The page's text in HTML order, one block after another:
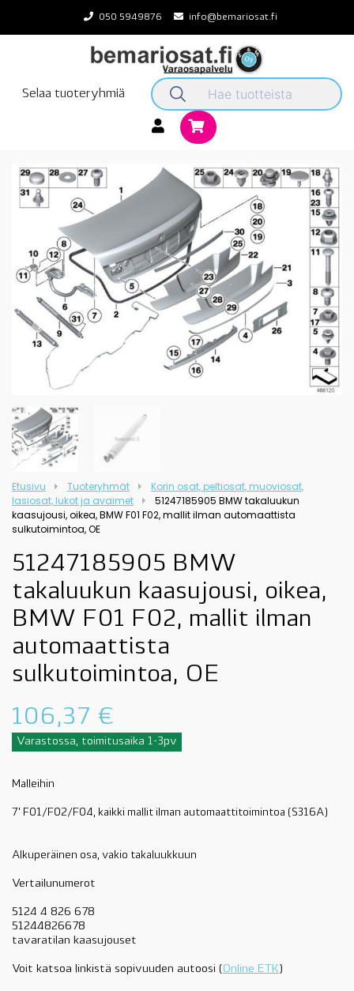
content
050 5949876 info@bemariosat.fi
Selaa tuoteryhmiä
Etusivu Tuoteryhmät
Korin osat, peltiosat, muoviosat,
lasiosat, lukot ja avaimet
51247185905 BMW takaluukun
kaasujousi, oikea, BMW F01 F02, mallit ilman automaattista
sulkutoimintoa, OE
51247185905 BMW
takaluukun kaasujousi, oikea,
BMW F01 F02, mallit ilman
automaattista
sulkutoimintoa, OE
106,37 €
Varastossa, toimitusaika 1-3pv
Malleihin
7' F01/F02/F04, kaikki mallit ilman automaattitoimintoa (S316A)
Alkuperäinen osa, vakio takaluukkuun
Vertailunumerot
5124 4 826 678
51244826678
tavaratilan kaasujouset
Voit katsoa linkistä sopivuuden autoosi ( Online ETK )